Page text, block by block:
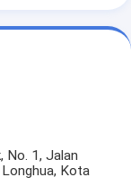
No. 1, Jalan
Kota